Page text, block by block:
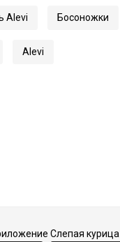
Alevi Босоножки
Alevi
Слепая курица